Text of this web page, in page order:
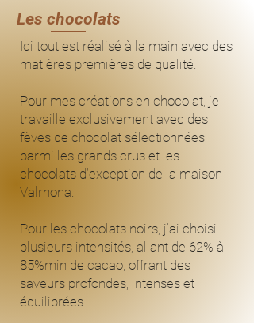
Les chocolats
Ici tout est réalisé à la main avec des
matières premières de qualité.
Pour mes créations en chocolat, je
travaille exclusivement avec des
fèves de chocolat sélectionnées
parmi les grands crus et les
chocolats d’exception de la maison
Valrhona.
Pour les chocolats noirs, j'ai choisi
plusieurs intensités, allant de 62% à
85%min de cacao, offrant des
saveurs profondes, intenses et
équilibrées.